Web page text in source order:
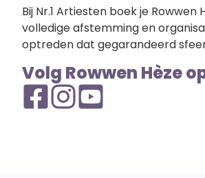
Bij Nr.1 Artiesten boek je
volledige afstemming en
optreden dat gegarandeerd
Volg Rowwen Hèze